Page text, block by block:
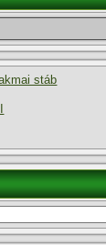
stáb